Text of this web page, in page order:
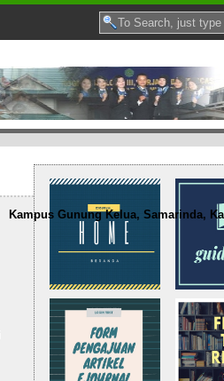
Kampus Gunung Kelua, Samarinda,